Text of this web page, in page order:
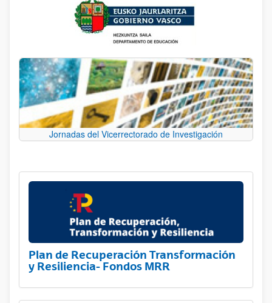
Jornadas del Vicerrectorado de Investigación
Plan de Recuperación Transformación
y Resiliencia- Fondos MRR